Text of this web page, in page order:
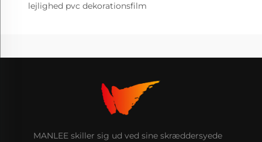
lejlighed pvc dekorationsfilm
MANLEE skiller sig ud ved sine skræddersyede